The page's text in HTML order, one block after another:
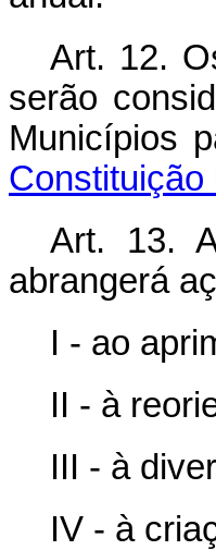
Art. 12.
serão
Municípios
Constituição
Art. 13.
abrangerá
I - ao
II - à
III - à
IV - à